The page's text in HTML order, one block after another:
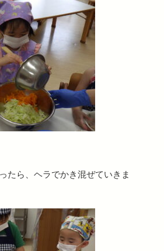
たら、ヘラでかき混ぜていきま